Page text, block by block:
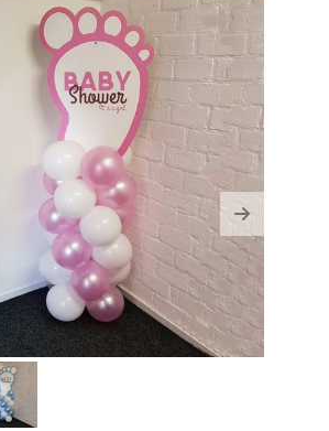
Next